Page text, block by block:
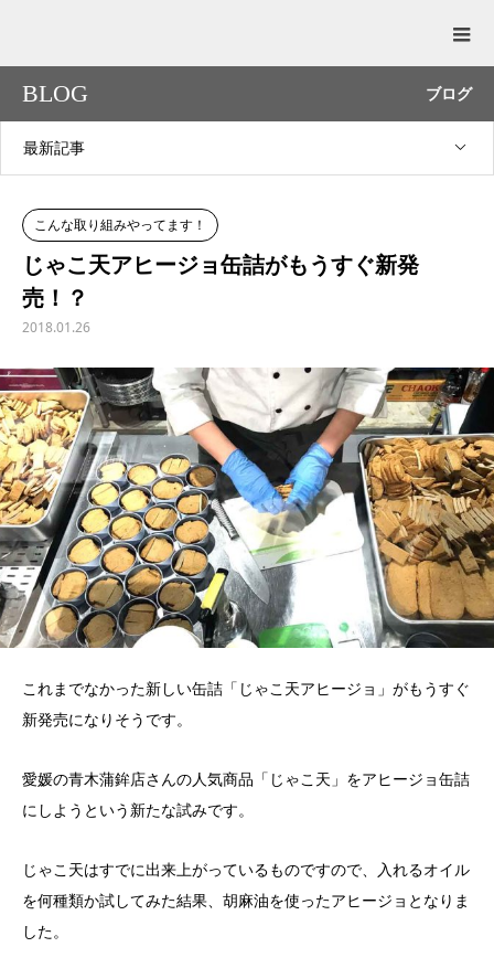
BLOG ブログ
最新記事
こんな取り組みやってます！
じゃこ天アヒージョ缶詰がもうすぐ新発
売！？
2018.01.26
これまでなかった新しい缶詰「じゃこ天アヒージョ」がもうすぐ
新発売になりそうです。
愛媛の青木蒲鉾店さんの人気商品「じゃこ天」をアヒージョ缶詰
にしようという新たな試みです。
じゃこ天はすでに出来上がっているものですので、入れるオイル
を何種類か試してみた結果、胡麻油を使ったアヒージョとなりま
した。